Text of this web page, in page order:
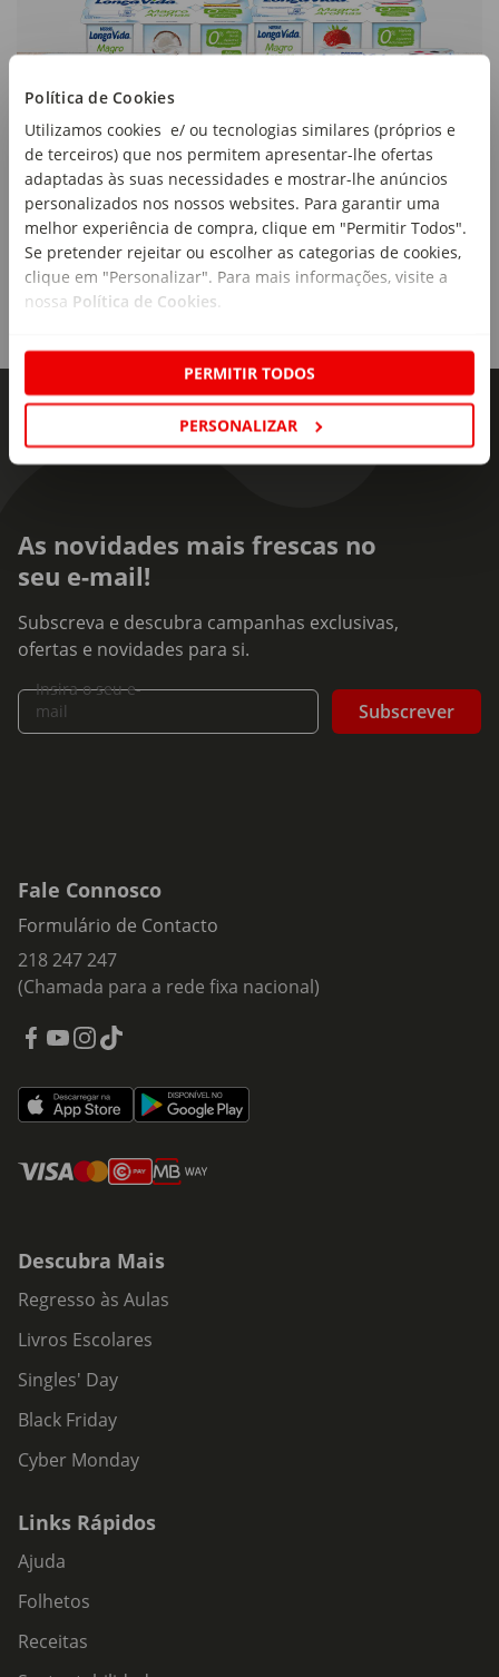
Política de Cookies
Utilizamos cookies e/ ou tecnologias similares (próprios e
de terceiros) que nos permitem apresentar-lhe ofertas
adaptadas às suas necessidades e mostrar-lhe anúncios
personalizados nos nossos websites. Para garantir uma
melhor experiência de compra, clique em "Permitir Todos".
Se pretender rejeitar ou escolher as categorias de cookies,
clique em "Personalizar". Para mais informações, visite a
nossa Política de Cookies
PERMITIR TODOS
PERSONALIZAR
As novidades mais frescas no
seu e-mail!
Subscreva e descubra campanhas exclusivas,
ofertas e novidades para si.
Insira o seu e-
mail
Subscrever
Fale Connosco
Formulário de Contacto
218 247 247
(Chamada para a rede fixa nacional)
Descubra Mais
Regresso às Aulas
Livros Escolares
Singles' Day
Black Friday
Cyber Monday
Links Rápidos
Ajuda
Folhetos
Receitas